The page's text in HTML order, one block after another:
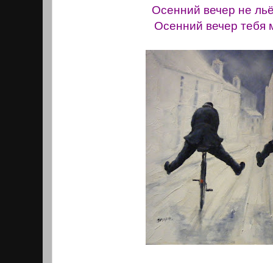
Осенний вечер не
Осенний вечер тебя